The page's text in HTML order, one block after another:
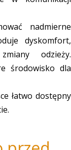
nadmierne
dyskomfort,
odzieży.
środowisko dla
łatwo dostępny